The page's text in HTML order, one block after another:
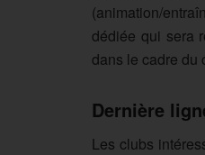
(animation/
dédiée qui sera
dans le cadre du
Dernière
Les clubs